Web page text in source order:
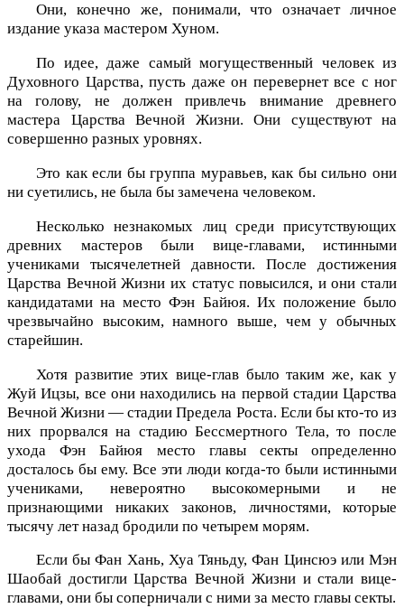
Они, конечно же, понимали, что означает личное
издание указа мастером Хуном.
По идее, даже самый могущественный человек из
Духовного Царства, пусть даже он перевернет все с ног
на голову, не должен привлечь внимание древнего
мастера Царства Вечной Жизни. Они существуют на
совершенно разных уровнях.
Это как если бы группа муравьев, как бы сильно они
ни суетились, не была бы замечена человеком.
Несколько незнакомых лиц среди присутствующих
древних мастеров были вице-главами, истинными
учениками тысячелетней давности. После достижения
Царства Вечной Жизни их статус повысился, и они стали
кандидатами на место Фэн Байюя. Их положение было
чрезвычайно высоким, намного выше, чем у обычных
старейшин.
Хотя развитие этих вице-глав было таким же, как у
Жуй Ицзы, все они находились на первой стадии Царства
Вечной Жизни — стадии Предела Роста. Если бы кто-то из
них прорвался на стадию Бессмертного Тела, то после
ухода Фэн Байюя место главы секты определенно
досталось бы ему. Все эти люди когда-то были истинными
учениками, невероятно высокомерными и не
признающими никаких законов, личностями, которые
тысячу лет назад бродили по четырем морям.
Если бы Фан Хань, Хуа Тяньду, Фан Цинсюэ или Мэн
Шаобай достигли Царства Вечной Жизни и стали вице-
главами, они бы соперничали с ними за место главы секты.